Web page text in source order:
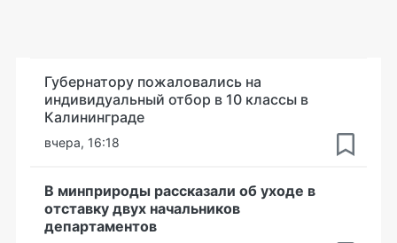
Губернатору пожаловались на
индивидуальный отбор в 10 классы в
Калининграде
вчера, 16:18
В минприроды рассказали об уходе в
отставку двух начальников
департаментов